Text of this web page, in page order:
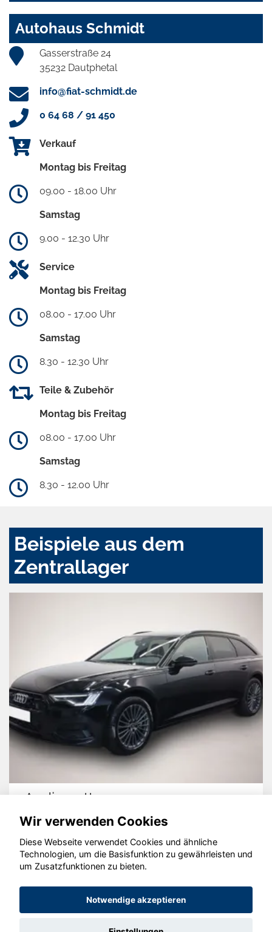
Autohaus Schmidt
Gasserstraße 24
35232 Dautphetal
info@fiat-schmidt.de
0 64 68 / 91 450
Verkauf
Montag bis Freitag
09.00 - 18.00 Uhr
Samstag
9.00 - 12.30 Uhr
Service
Montag bis Freitag
08.00 - 17.00 Uhr
Samstag
8.30 - 12.30 Uhr
Teile & Zubehör
Montag bis Freitag
08.00 - 17.00 Uhr
Samstag
8.30 - 12.00 Uhr
Beispiele aus dem
Zentrallager
Audi quattro
© konjunkturmotor.de GmbH 2020 - 2026
Wir verwenden Cookies
Diese Webseite verwendet Cookies und ähnliche
Technologien, um die Basisfunktion zu gewährleisten und
um Zusatzfunktionen zu bieten.
Notwendige akzeptieren